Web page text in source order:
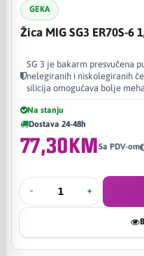
GEKA
Žica MIG SG3 ER70S-6
SG 3 je bakarm presvučena
nelegiranih i niskolegiranih
silicija omogućava bolje
Na stanju
Dostava 24-48h
77,30KMSa PDV-om
- +